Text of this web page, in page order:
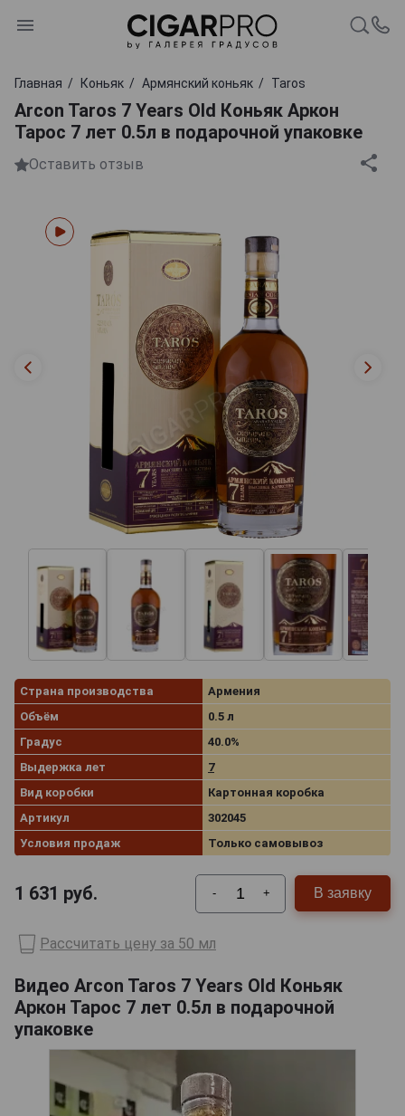
Главная Коньяк Армянский коньяк Taros
Arcon Taros 7 Years Old Коньяк Аркон
Тарос 7 лет 0.5л в подарочной упаковке
Оставить отзыв
Страна производства
Армения
Объём
0.5 л
Градус
40.0%
Выдержка лет
7
Вид коробки
Картонная коробка
Артикул
302045
Условия продаж
Только самовывоз
1 631 руб. - + В заявку
Рассчитать цену за 50 мл
Видео Arcon Taros 7 Years Old Коньяк
Аркон Тарос 7 лет 0.5л в подарочной
упаковке